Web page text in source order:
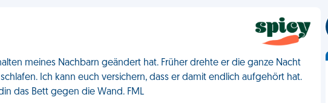
meines Nachbarn geändert hat. Früher drehte er die ganze Nacht
Ich kann euch versichern, dass er damit endlich aufgehört hat.
das Bett gegen die Wand. FML